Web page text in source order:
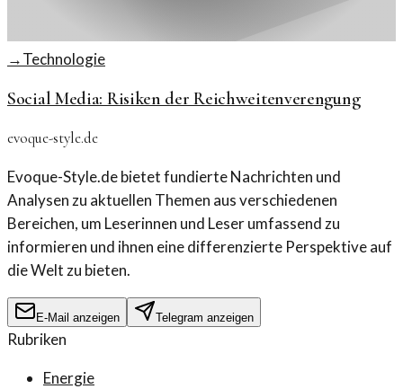
→Technologie
Social Media: Risiken der Reichweitenverengung
evoque-style.de
Evoque-Style.de bietet fundierte Nachrichten und
Analysen zu aktuellen Themen aus verschiedenen
Bereichen, um Leserinnen und Leser umfassend zu
informieren und ihnen eine differenzierte Perspektive auf
die Welt zu bieten.
E-Mail anzeigen Telegram anzeigen
Rubriken
Energie